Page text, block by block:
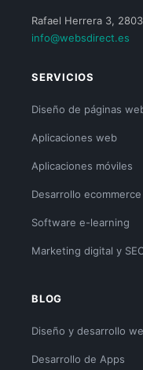
Rafael Herrera 3,
info@websdirect.es
SERVICIOS
Diseño de páginas
Aplicaciones web
Aplicaciones móviles
Desarrollo ecommerce
Software e-learning
Marketing digital y
BLOG
Diseño y desarrollo
Desarrollo de Apps